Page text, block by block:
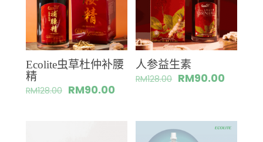
Ecolite虫草杜仲补腰
精
RM128.00 RM90.00
人参益生素
RM128.00 RM90.00